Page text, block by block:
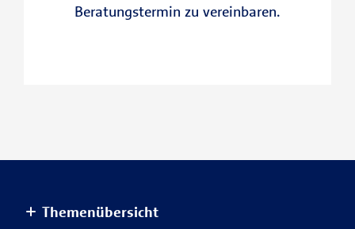
Beratungstermin zu vereinbaren.
Themenübersicht